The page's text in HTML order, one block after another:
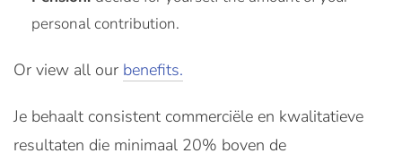
personal contribution.
Or view all our benefits.
Je behaalt consistent commerciële en kwalitatieve
resultaten die minimaal 20% boven de